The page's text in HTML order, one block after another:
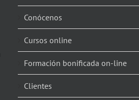
Conócenos
Cursos online
Formación bonificada on-line
Clientes